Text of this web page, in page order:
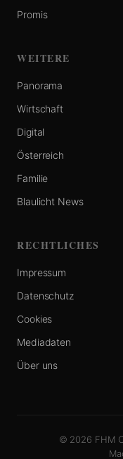
Promis
WEITERE
Panorama
Wirtschaft
Digital
Österreich
Familie
Blaulicht News
RECHTLICHES
Impressum
Datenschutz
Cookies
Mediadaten
Über uns
© 2026 FHM